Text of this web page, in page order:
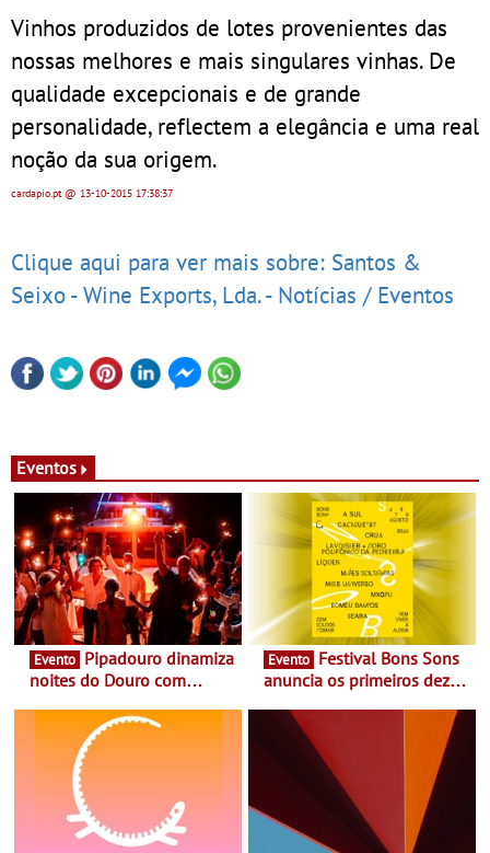
Vinhos produzidos de lotes provenientes das
nossas melhores e mais singulares vinhas. De
qualidade excepcionais e de grande
personalidade, reflectem a elegância e uma real
noção da sua origem.
cardapio.pt@ 13-10-2015 17:38:37
Clique aqui para ver mais sobre: Santos &
Seixo - Wine Exports, Lda. - Notícias / Eventos
Eventos
Evento
noites do Douro com
vinho, gastronomia e
música
Evento
anuncia os primeiros dez